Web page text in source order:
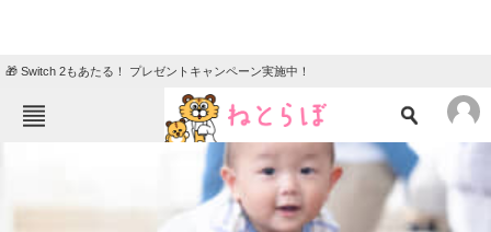
🎁 Switch 2もあたる！ プレゼントキャンペーン実施中！
ニュース
クイズ